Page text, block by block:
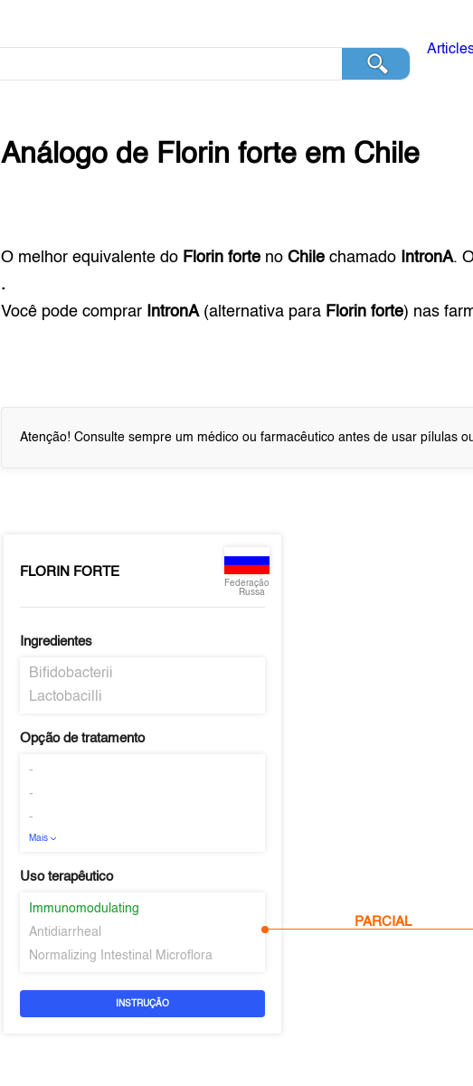
Análogo de Florin forte em Chile
O melhor equivalente do Florin forte noChile chamado IntronA.
.
Você pode comprar
IntronA(alternativa para Florin forte) nas
Atenção! Consulte sempre um médico ou farmacêutico antes de usar pílulas
FLORIN FORTE
Federação
Russa
Ingredientes
Bifidobacterii
Lactobacilli
Opção de tratamento
-
-
-
Mais
Uso terapêutico
Immunomodulating
Antidiarrheal
Normalizing Intestinal Microflora
INSTRUÇÃO
PARCIAL